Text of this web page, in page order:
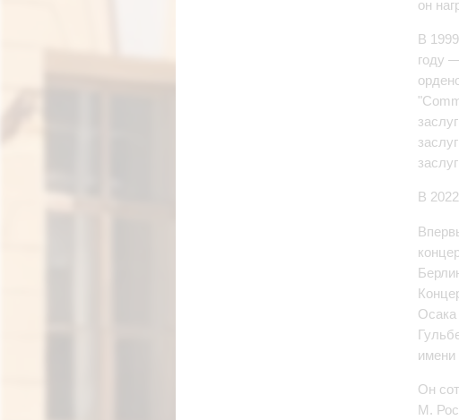
он
В
году
В
Осака
имени
Он
М.